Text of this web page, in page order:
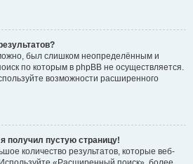
был слишком неопределённым и
по которым в phpBB не осуществляется.
возможности расширенного
получил пустую страницу!
количество результатов, которые веб-